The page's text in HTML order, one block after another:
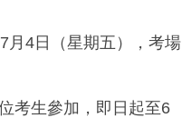
4日（星期五），考場
生參加，即日起至6